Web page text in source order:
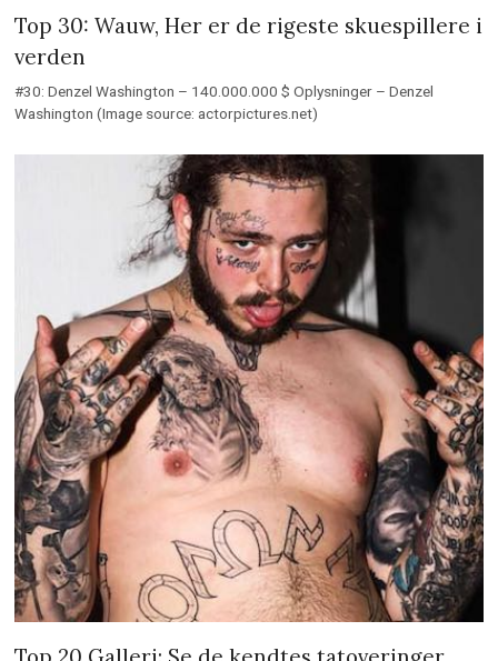
Top 30: Wauw, Her er de rigeste skuespillere i
verden
#30: Denzel Washington – 140.000.000 $ Oplysninger – Denzel
Washington (Image source: actorpictures.net)